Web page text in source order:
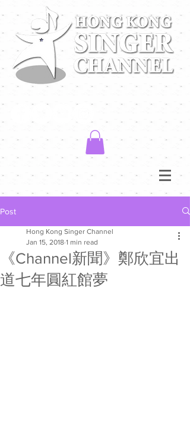
Post
《Channel新聞》鄭欣宜出
道七年圓紅館夢
Hong Kong Singer Channel
Jan 15, 2018 1 min read